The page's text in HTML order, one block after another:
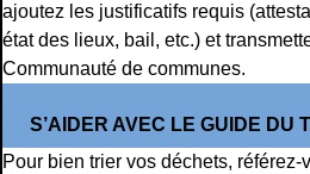
ajoutez les justificatifs requis
état des lieux, bail, etc.) et
Communauté de communes.
S’AIDER AVEC LE GUIDE DU
Pour bien trier vos déchets, référez-